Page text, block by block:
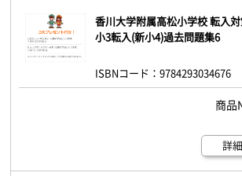
香川大学附属高松小学校 転入
小3転入(新小4)過去問題集6
ISBNコード：9784293034676
詳細